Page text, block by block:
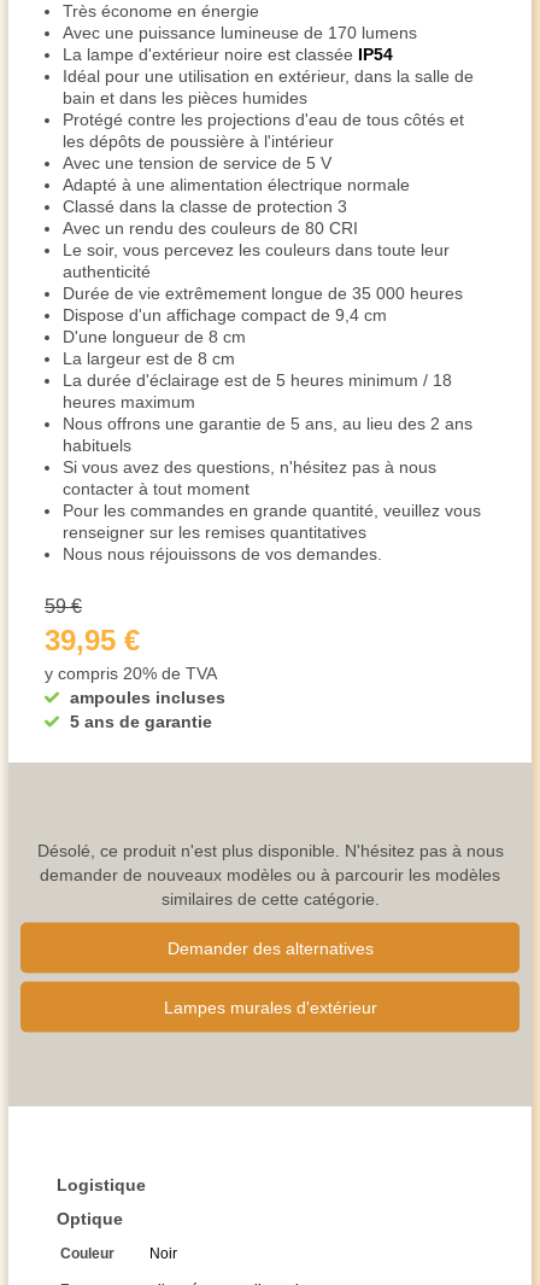
Très économe en énergie
Avec une puissance lumineuse de 170 lumens
La lampe d'extérieur noire est classée IP54
Idéal pour une utilisation en extérieur, dans la salle de
bain et dans les pièces humides
Protégé contre les projections d'eau de tous côtés et
les dépôts de poussière à l'intérieur
Avec une tension de service de 5 V
Adapté à une alimentation électrique normale
Classé dans la classe de protection 3
Avec un rendu des couleurs de 80 CRI
Le soir, vous percevez les couleurs dans toute leur
authenticité
Durée de vie extrêmement longue de 35 000 heures
Dispose d'un affichage compact de 9,4 cm
D'une longueur de 8 cm
La largeur est de 8 cm
La durée d'éclairage est de 5 heures minimum / 18
heures maximum
Nous offrons une garantie de 5 ans, au lieu des 2 ans
habituels
Si vous avez des questions, n'hésitez pas à nous
contacter à tout moment
Pour les commandes en grande quantité, veuillez vous
renseigner sur les remises quantitatives
Nous nous réjouissons de vos demandes.
ampoules incluses
5 ans de garantie
59 €
39,95 €
y compris 20% de TVA
Désolé, ce produit n'est plus disponible. N'hésitez pas à nous
demander de nouveaux modèles ou à parcourir les modèles
similaires de cette catégorie.
Demander des alternatives
Lampes murales d'extérieur
Logistique
Optique
Couleur Noir